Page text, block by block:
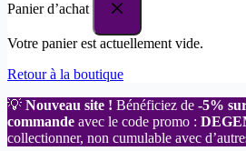
Panier d’achat
Votre panier est actuellement vide.
Retour à la boutique
💡 Nouveau site ! Bénéficiez de -5%
commande avec le code promo :
collectionner, non cumulable avec